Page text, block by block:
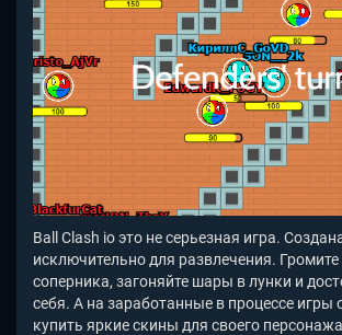
Ball Clash io это не серьезная игра.
исключительно для развлечения.
соперника, загоняйте шары в лунки и
себя. А на заработанные в процессе
купить яркие скины для своего